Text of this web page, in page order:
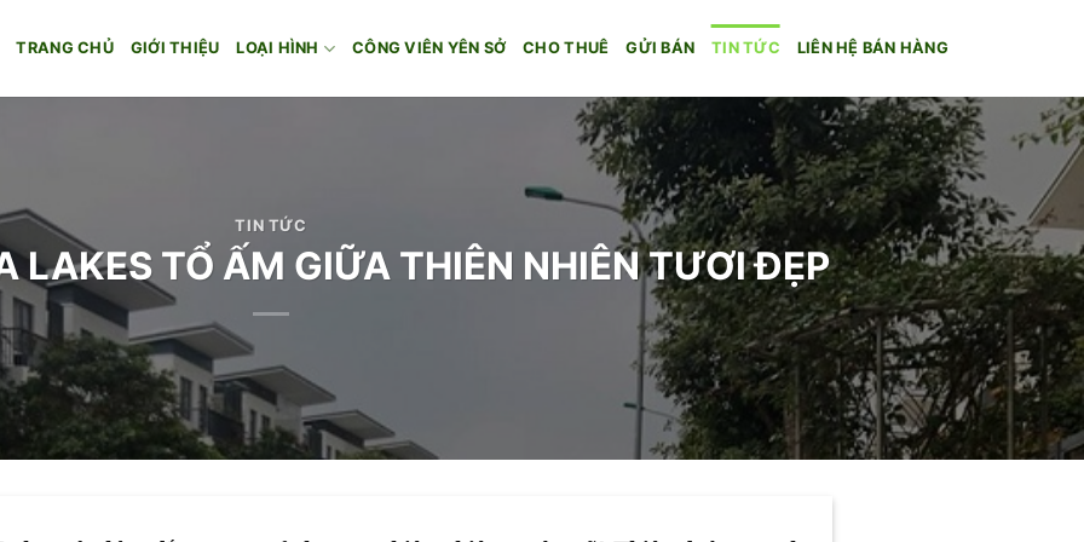
TRANG CHỦ GIỚI THIỆU LOẠI HÌNH CÔNG VIÊN YÊN SỞ CHO THUÊ GỬI BÁN TIN TỨC LIÊN HỆ BÁN HÀNG
TIN TỨC
LAKES TỔ ẤM GIỮA THIÊN NHIÊN TƯƠI ĐẸP